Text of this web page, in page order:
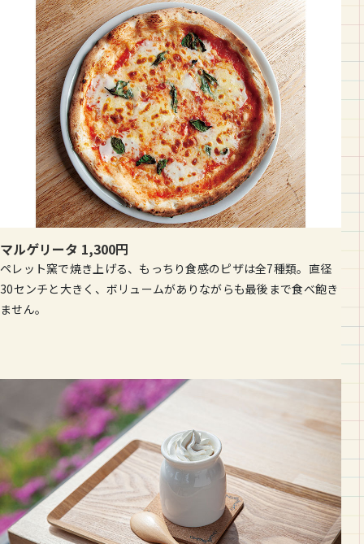
マルゲリータ 1,300円
ペレット窯で焼き上げる、もっちり食感のピザは全7種類。直径
30センチと大きく、ボリュームがありながらも最後まで食べ飽き
ません。